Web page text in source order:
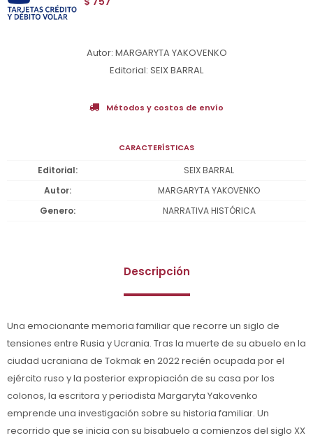
Autor: MARGARYTA YAKOVENKO
Editorial: SEIX BARRAL
Métodos y costos de envío
CARACTERÍSTICAS
Editorial
SEIX BARRAL
Autor
MARGARYTA YAKOVENKO
Genero
NARRATIVA HISTÓRICA
Descripción
Una emocionante memoria familiar que recorre un siglo de
tensiones entre Rusia y Ucrania. Tras la muerte de su abuelo en la
ciudad ucraniana de Tokmak en 2022 recién ocupada por el
ejército ruso y la posterior expropiación de su casa por los
colonos, la escritora y periodista Margaryta Yakovenko
emprende una investigación sobre su historia familiar. Un
recorrido que se inicia con su bisabuelo a comienzos del siglo XX